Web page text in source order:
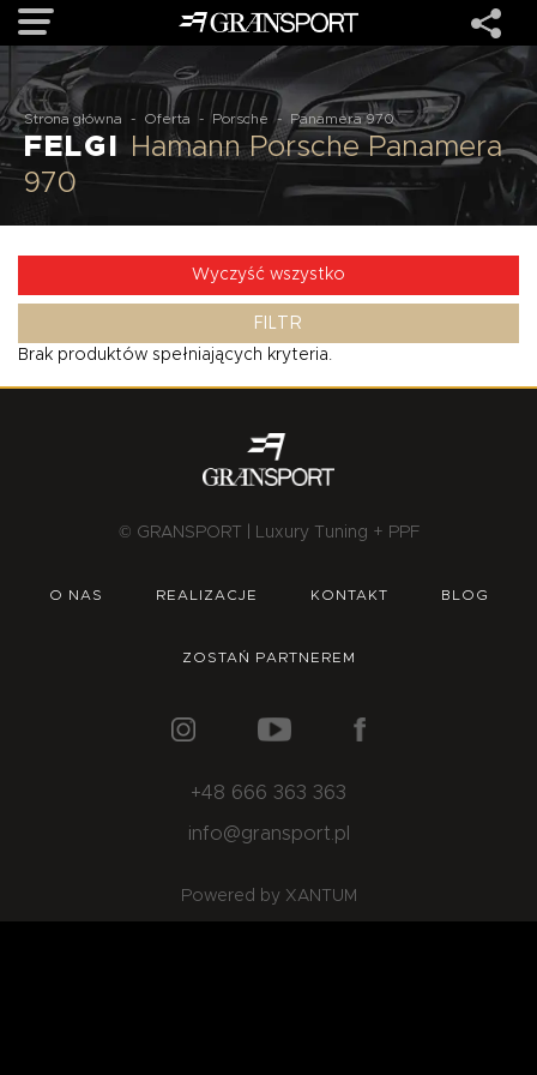
OFERTA
MARKI
O NAS
KONTAKT
Strona główna - Oferta - Porsche - Panamera 970
FELGI
Hamann Porsche Panamera
970
Wyczyść wszystko
FILTR
Brak produktów spełniających kryteria.
© GRANSPORT | Luxury Tuning + PPF
O NAS REALIZACJE KONTAKT BLOG
ZOSTAŃ PARTNEREM
+48 666 363 363
info@gransport.pl
Powered by XANTUM